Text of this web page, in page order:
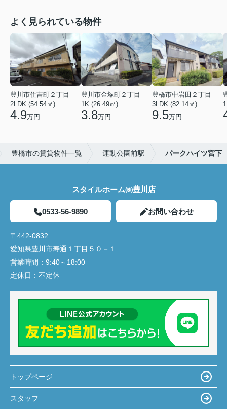
よく見られている物件
豊川市住吉町２丁目
2LDK (54.54㎡)
4.9万円
豊川市金塚町２丁目
1K (26.49㎡)
3.8万円
豊橋市中岩田２丁目
3LDK (82.14㎡)
9.5万円
豊橋市の賃貸物件一覧 運動公園前駅 パークハイツ宮下
スタイルホーム㈱豊川店
0533-56-9890 お問い合わせ
〒442-0832
愛知県豊川市寿通１丁目５０－１
営業時間： 9:40～18:00
定休日： 不定休
トップページ
スタッフ